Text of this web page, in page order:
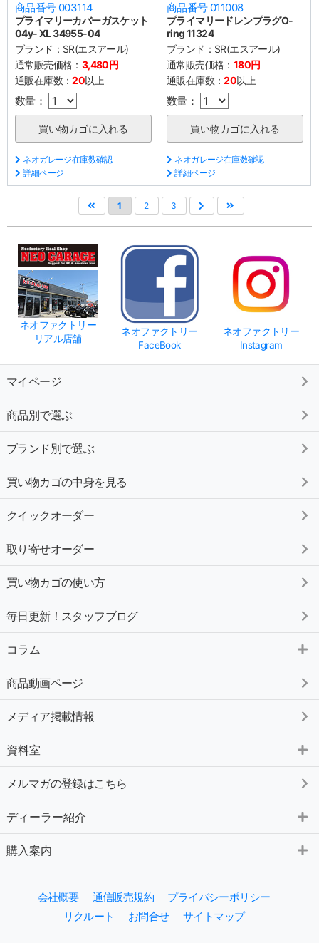
商品番号 003114
プライマリーカバーガスケット
04y- XL 34955-04
ブランド： SR(エスアール)
通常販売価格： 3,480円
通販在庫数：20以上
数量：
ネオガレージ在庫数確認
詳細ページ
商品番号 011008
プライマリードレンプラグO-
ring 11324
ブランド： SR(エスアール)
通常販売価格： 180円
通販在庫数：20以上
数量：
ネオガレージ在庫数確認
詳細ページ
1 2 3
ネオファクトリー
リアル店舗
ネオファクトリー
FaceBook
ネオファクトリー
Instagram
マイページ
商品別で選ぶ
ブランド別で選ぶ
買い物カゴの中身を見る
クイックオーダー
取り寄せオーダー
買い物カゴの使い方
毎日更新！スタッフブログ
コラム
商品動画ページ
メディア掲載情報
資料室
メルマガの登録はこちら
ディーラー紹介
購入案内
会社概要 通信販売規約
プライバシーポリシー
リクルート
お問合せ サイトマップ